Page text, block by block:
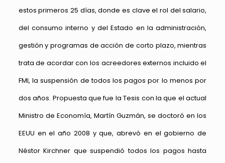
estos primeros 25 días, donde es clave el rol del salario,
del consumo interno y del Estado en la administración,
gestión y programas de acción de corto plazo, mientras
trata de acordar con los acreedores externos incluido el
FMI, la suspensión de todos los pagos por lo menos por
dos años. Propuesta que fue la Tesis con la que el actual
Ministro de Economía, Martín Guzmán, se doctoró en los
EEUU en el año 2008 y que, abrevó en el gobierno de
Néstor Kirchner que suspendió todos los pagos hasta